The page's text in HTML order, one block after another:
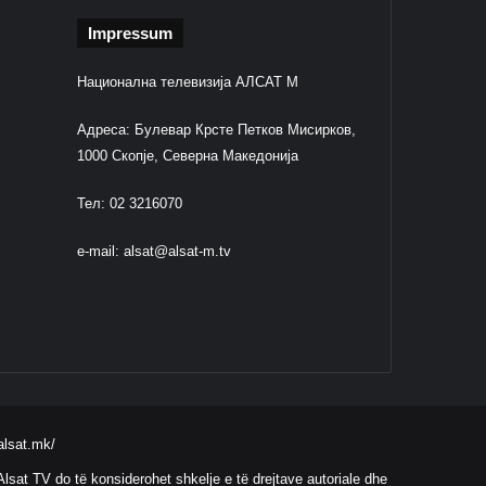
Impressum
Национална телевизија АЛСАТ М
Адреса: Булевар Крсте Петков Мисирков,
1000 Скопје, Северна Македонија
Тел: 02 3216070
e-mail: alsat@alsat-m.tv
TV do të konsiderohet shkelje e të drejtave autoriale dhe